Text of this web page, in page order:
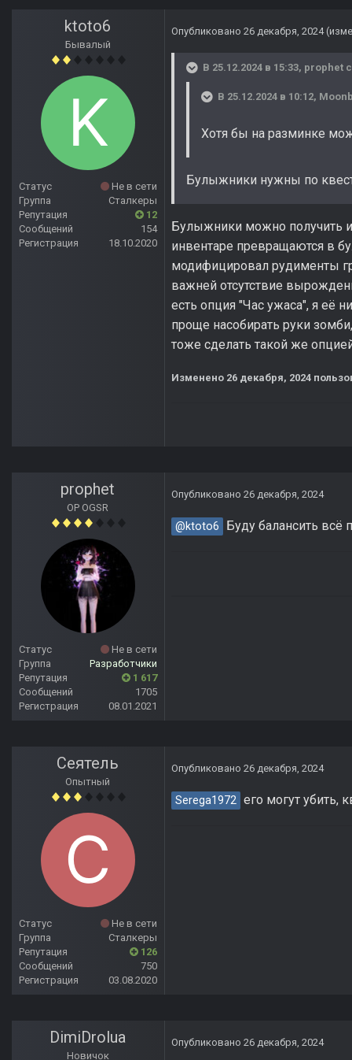
ktoto6
Бывалый
Статус
Не в сети
Группа
Сталкеры
Репутация
12
Сообщений
154
Регистрация
18.10.2020
Опубликовано 26 декабря, 2024
В 25.12.2024 в 15:33, prophet
В 25.12.2024 в 10:12,
Хотя бы на разминке
Булыжники нужны по
Булыжники можно получить
инвентаре превращаются в
модифицировал рудименты
важней отсутствие
есть опция "Час ужаса", я её
проще насобирать руки
тоже сделать такой же
Изменено 26 декабря, 2024
prophet
OP OGSR
Статус
Не в сети
Группа
Разработчики
Репутация
1 617
Сообщений
1705
Регистрация
08.01.2021
Опубликовано 26 декабря, 2024
@ktoto6 Буду балансить
Сеятель
Опытный
Статус
Не в сети
Группа
Сталкеры
Репутация
126
Сообщений
750
Регистрация
03.08.2020
Опубликовано 26 декабря, 2024
Serega1972 его могут убить,
DimiDrolua
Новичок
Опубликовано 26 декабря, 2024